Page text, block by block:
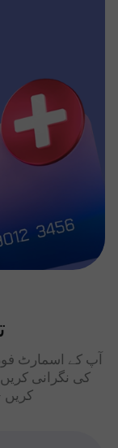
آپ کے اسمارٹ
کی نگرانی